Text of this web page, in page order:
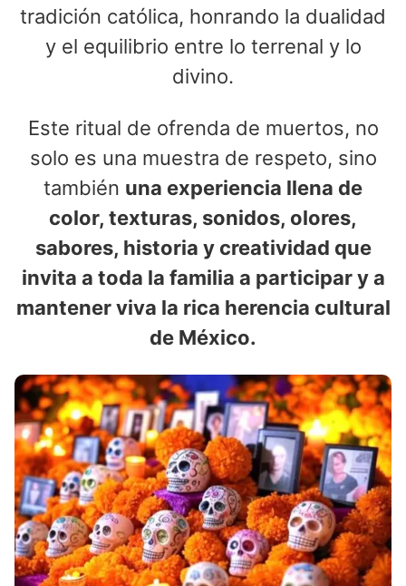
tradición católica, honrando la dualidad
y el equilibrio entre lo terrenal y lo
divino.
Este ritual de ofrenda de muertos, no
solo es una muestra de respeto, sino
también una experiencia llena de
color, texturas, sonidos, olores,
sabores, historia y creatividad que
invita a toda la familia a participar y a
mantener viva la rica herencia cultural
de México.